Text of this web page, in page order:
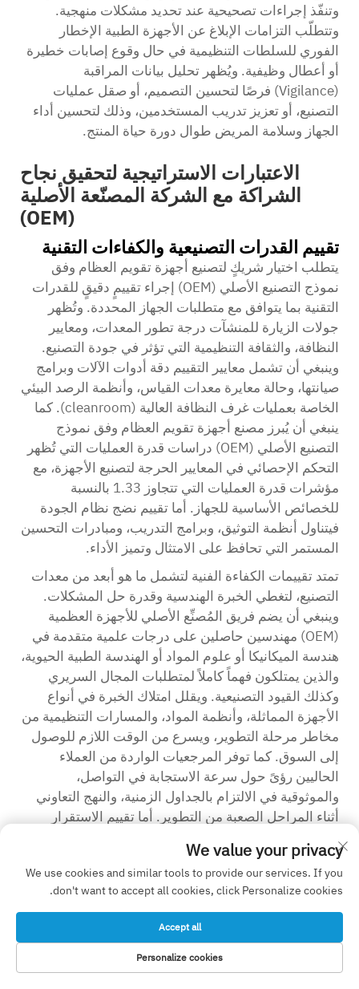
وتنفّذ إجراءات تصحيحية عند تحديد مشكلات منهجية.
وتتطلّب التزامات الإبلاغ عن الأجهزة الطبية الإخطار
الفوري للسلطات التنظيمية في حال وقوع إصابات خطيرة
أو أعطال وظيفية. ويُظهر تحليل بيانات المراقبة
(Vigilance) فرصًا لتحسين التصميم، أو صقل عمليات
التصنيع، أو تعزيز تدريب المستخدمين، وذلك لتحسين أداء
الجهاز وسلامة المريض طوال دورة حياة المنتج.
الاعتبارات الاستراتيجية لتحقيق نجاح
الشراكة مع الشركة المصنّعة الأصلية
(OEM)
تقييم القدرات التصنيعية والكفاءات التقنية
يتطلب اختيار شريكٍ لتصنيع أجهزة تقويم العظام وفق
نموذج التصنيع الأصلي (OEM) إجراء تقييمٍ دقيقٍ للقدرات
التقنية بما يتوافق مع متطلبات الجهاز المحددة. وتُظهر
جولات الزيارة للمنشآت درجة تطور المعدات، ومعايير
النظافة، والثقافة التنظيمية التي تؤثر في جودة التصنيع.
وينبغي أن تشمل معايير التقييم دقة أدوات الآلات وبرامج
صيانتها، وحالة معايرة معدات القياس، وأنظمة الرصد البيئي
الخاصة بعمليات غرف النظافة العالية (cleanroom). كما
ينبغي أن يُبرز مصنع أجهزة تقويم العظام وفق نموذج
التصنيع الأصلي (OEM) دراسات قدرة العمليات التي تُظهر
التحكم الإحصائي في المعايير الحرجة لتصنيع الأجهزة، مع
مؤشرات قدرة العمليات التي تتجاوز 1.33 بالنسبة
للخصائص الأساسية للجهاز. أما تقييم نضج نظام الجودة
فيتناول أنظمة التوثيق، وبرامج التدريب، ومبادرات التحسين
المستمر التي تحافظ على الامتثال وتميز الأداء.
تمتد تقييمات الكفاءة الفنية لتشمل ما هو أبعد من معدات
التصنيع، لتغطي الخبرة الهندسية وقدرة حل المشكلات.
وينبغي أن يضم فريق المُصنِّع الأصلي للأجهزة العظمية
(OEM) مهندسين حاصلين على درجات علمية متقدمة في
هندسة الميكانيكا أو علوم المواد أو الهندسة الطبية الحيوية،
والذين يمتلكون فهماً كاملاً لمتطلبات المجال السريري
وكذلك القيود التصنيعية. ويقلل امتلاك الخبرة في أنواع
الأجهزة المماثلة، وأنظمة المواد، والمسارات التنظيمية من
مخاطر مرحلة التطوير، ويسرع من الوقت اللازم للوصول
إلى السوق. كما توفر المرجعيات الواردة من العملاء
الحاليين رؤىً حول سرعة الاستجابة في التواصل،
والموثوقية في الالتزام بالجداول الزمنية، والنهج التعاوني
أثناء المراحل الصعبة من التطوير. أما تقييم الاستقرار
بالموارد اللازمة لدعم الالتزامات الإنتاجية طويلة الأجل
والاستثمار في ترقيات التكنولوجيا التي تحافظ على القدرة
التنافسية في مجال التصنيع.
حماية الملكية الفكرية وإدارة السرية
تؤثر اعتبارات الملكية الفكرية تأثيرًا كبيرًا على علاقات
مصنّعي أجهزة العظام الأصليين (OEM)، لا سيما فيما يتعلق
We value your privacy
We use cookies and similar tools to provide our services. If you
don't want to accept all cookies, click Personalize cookies.
Personalize cookies
Accept all